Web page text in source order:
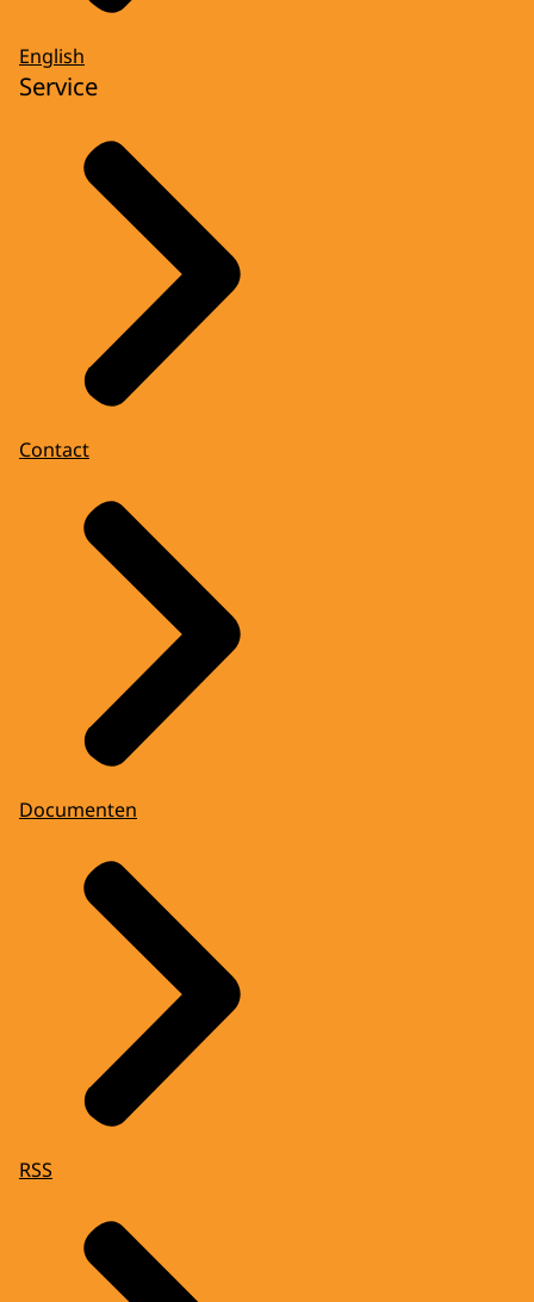
English
Service
Contact
Documenten
RSS